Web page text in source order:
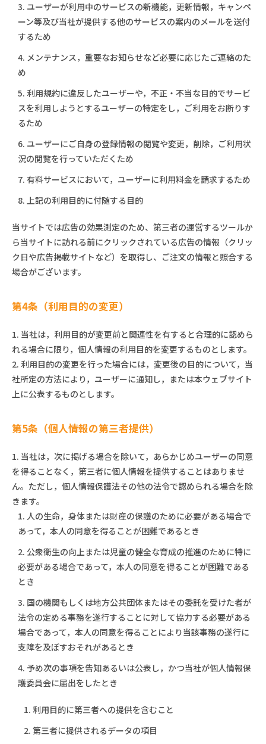
3. ユーザーが利用中のサービスの新機能，更新情報，キャンペ
ーン等及び当社が提供する他のサービスの案内のメールを送付
するため
4. メンテナンス，重要なお知らせなど必要に応じたご連絡のた
め
5. 利用規約に違反したユーザーや，不正・不当な目的でサービ
スを利用しようとするユーザーの特定をし，ご利用をお断りす
るため
6. ユーザーにご自身の登録情報の閲覧や変更，削除，ご利用状
況の閲覧を行っていただくため
7. 有料サービスにおいて，ユーザーに利用料金を請求するため
8. 上記の利用目的に付随する目的
当サイトでは広告の効果測定のため、第三者の運営するツールか
ら当サイトに訪れる前にクリックされている広告の情報（クリッ
ク日や広告掲載サイトなど）を取得し、ご注文の情報と照合する
場合がございます。
第4条（利用目的の変更）
1. 当社は，利用目的が変更前と関連性を有すると合理的に認めら
れる場合に限り，個人情報の利用目的を変更するものとします。
2. 利用目的の変更を行った場合には，変更後の目的について，当
社所定の方法により，ユーザーに通知し，または本ウェブサイト
上に公表するものとします。
第5条（個人情報の第三者提供）
1. 当社は，次に掲げる場合を除いて，あらかじめユーザーの同意
を得ることなく，第三者に個人情報を提供することはありませ
ん。ただし，個人情報保護法その他の法令で認められる場合を除
きます。
1. 人の生命，身体または財産の保護のために必要がある場合で
あって，本人の同意を得ることが困難であるとき
2. 公衆衛生の向上または児童の健全な育成の推進のために特に
必要がある場合であって，本人の同意を得ることが困難である
とき
3. 国の機関もしくは地方公共団体またはその委託を受けた者が
法令の定める事務を遂行することに対して協力する必要がある
場合であって，本人の同意を得ることにより当該事務の遂行に
支障を及ぼすおそれがあるとき
4. 予め次の事項を告知あるいは公表し，かつ当社が個人情報保
護委員会に届出をしたとき
1. 利用目的に第三者への提供を含むこと
2. 第三者に提供されるデータの項目